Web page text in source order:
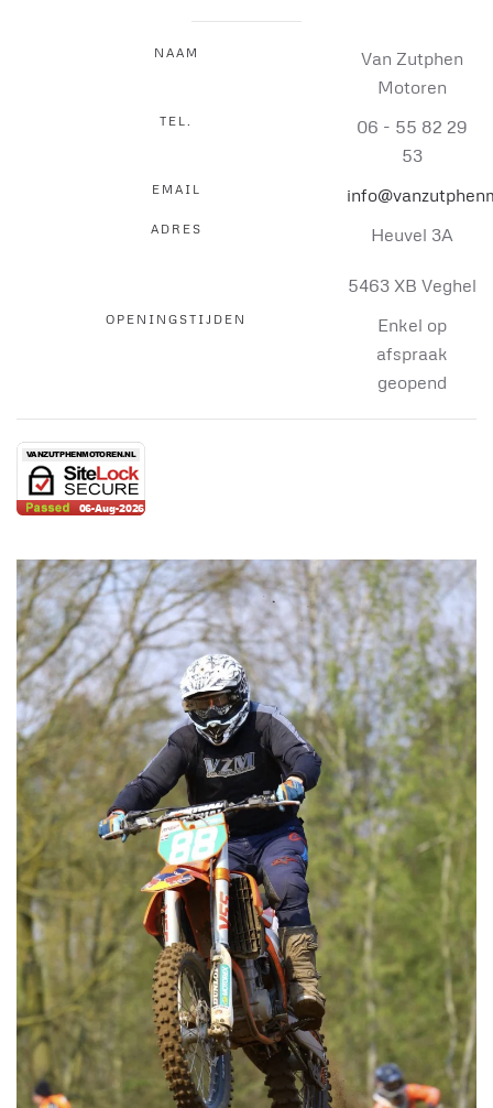
NAAM
Van Zutphen
Motoren
TEL.
06 - 55 82 29
53
EMAIL
ADRES Heuvel 3A
5463 XB Veghel
OPENINGSTIJDEN
Enkel op
afspraak
geopend